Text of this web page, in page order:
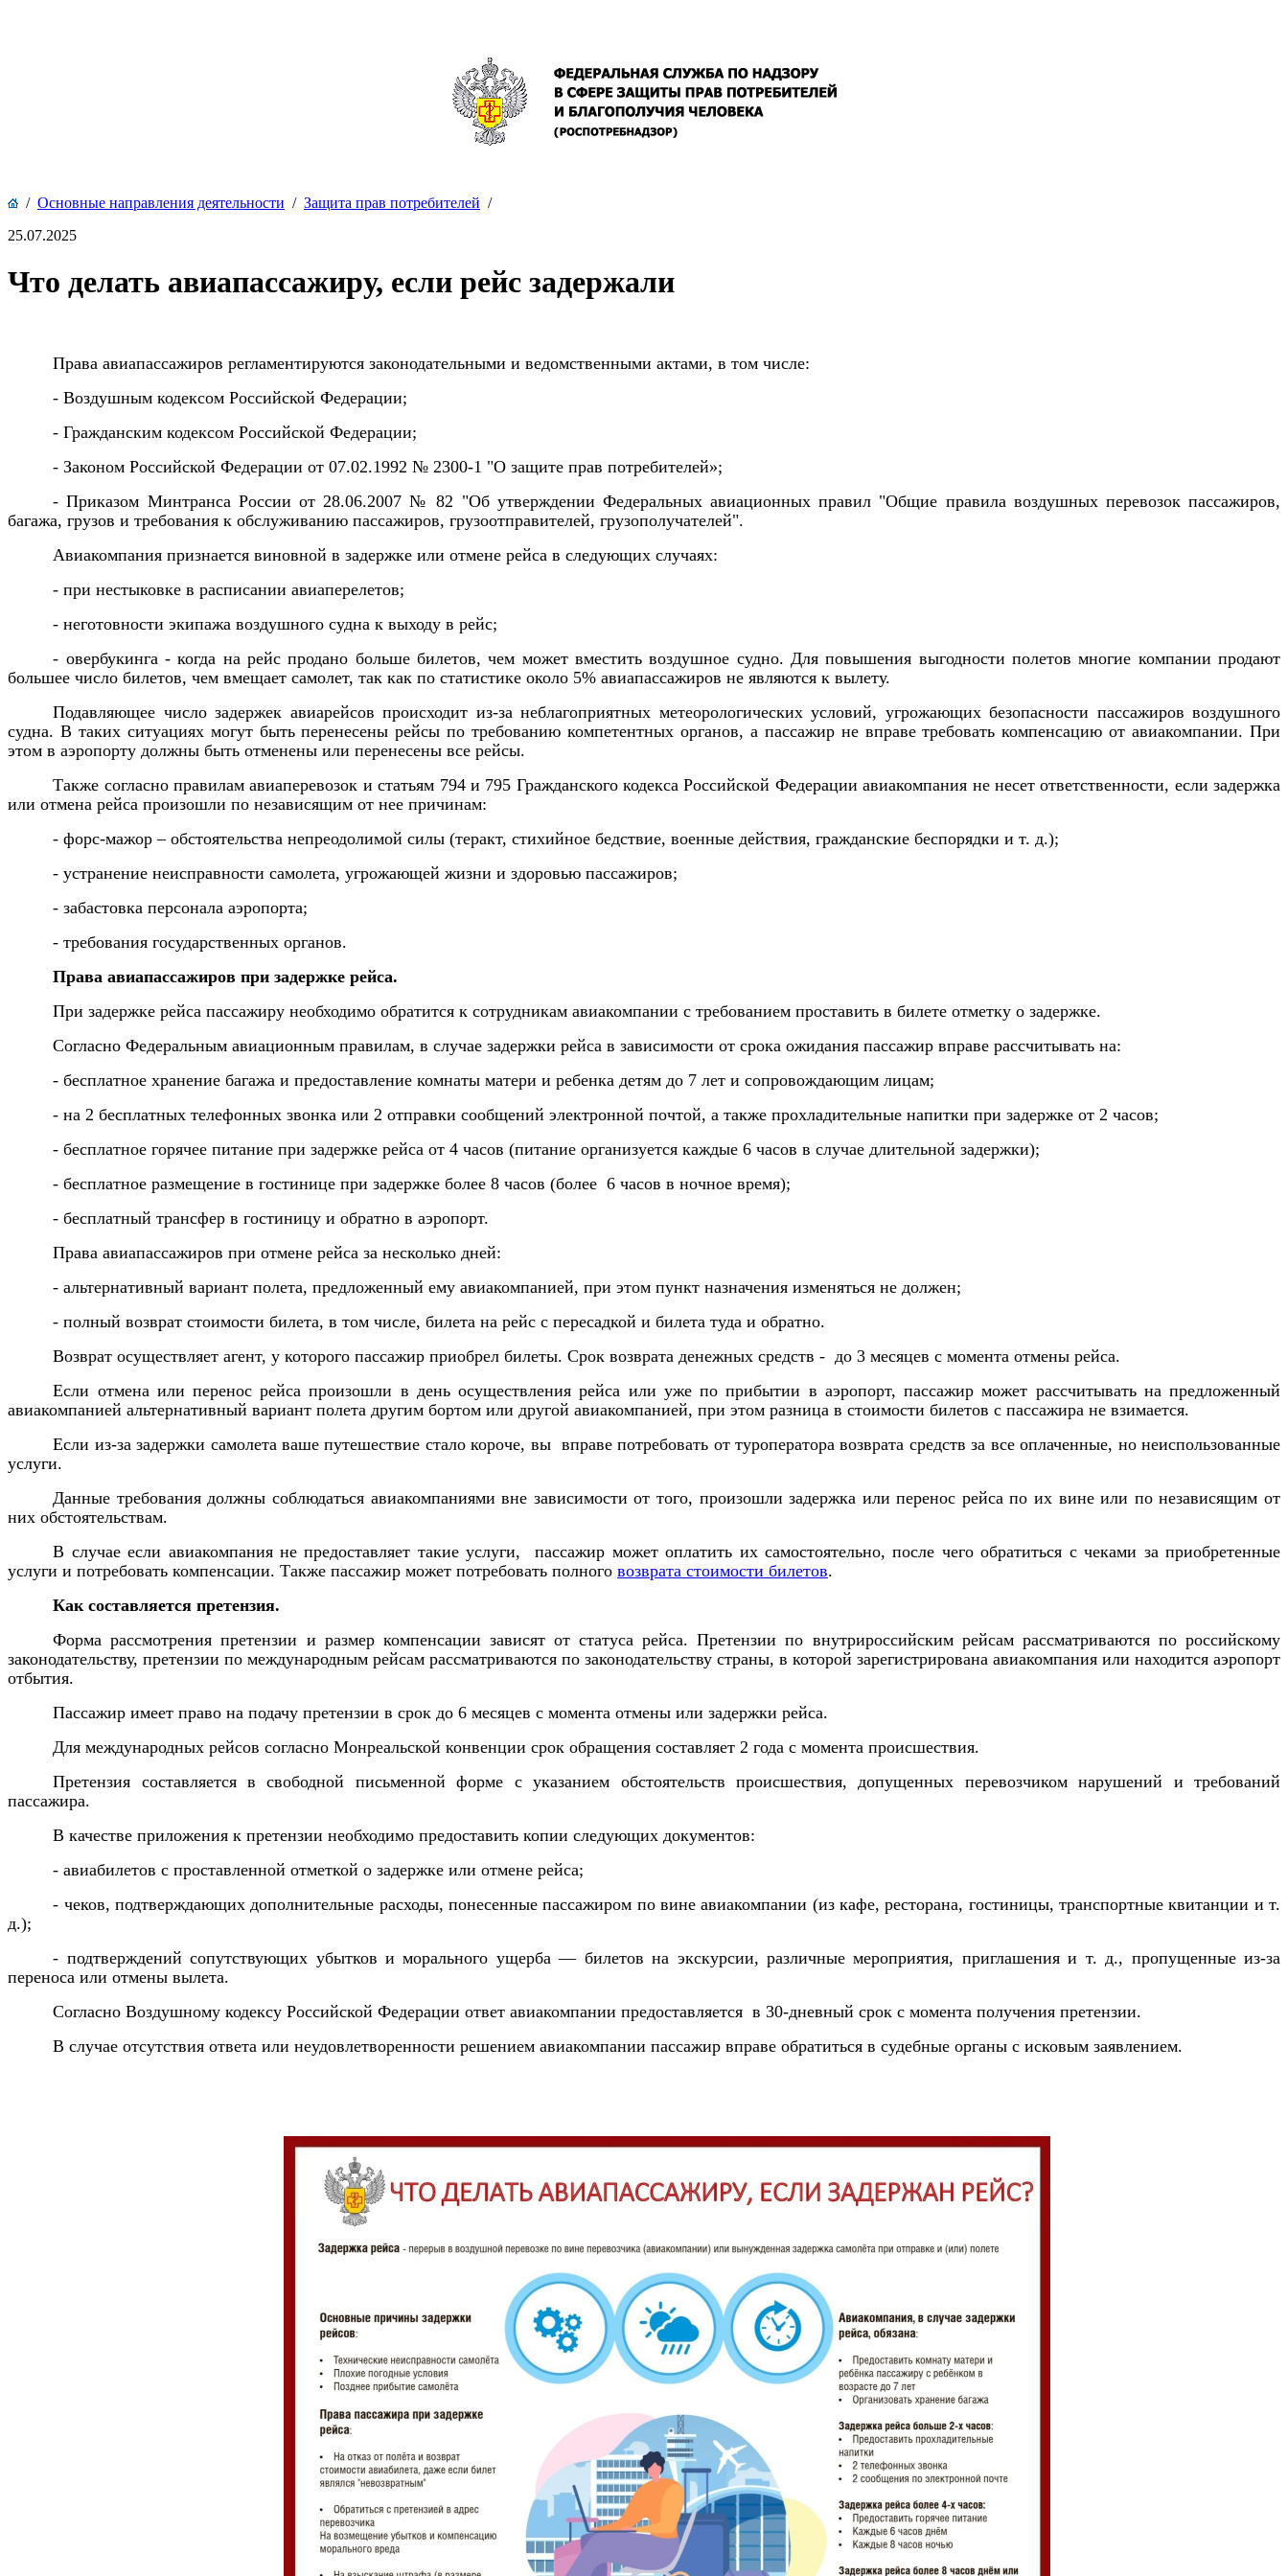
/ Основные направления деятельности / Защита прав потребителей /
25.07.2025
Что делать авиапассажиру, если рейс задержали
Права авиапассажиров регламентируются законодательными и ведомственными актами, в том числе:
- Воздушным кодексом Российской Федерации;
- Гражданским кодексом Российской Федерации;
- Законом Российской Федерации от 07.02.1992 № 2300-1 "О защите прав потребителей»;
- Приказом Минтранса России от 28.06.2007 № 82 "Об утверждении Федеральных авиационных правил "Общие правила воздушных перевозок пассажиров,
багажа, грузов и требования к обслуживанию пассажиров, грузоотправителей, грузополучателей".
Авиакомпания признается виновной в задержке или отмене рейса в следующих случаях:
- при нестыковке в расписании авиаперелетов;
- неготовности экипажа воздушного судна к выходу в рейс;
- овербукинга - когда на рейс продано больше билетов, чем может вместить воздушное судно. Для повышения выгодности полетов многие компании продают
большее число билетов, чем вмещает самолет, так как по статистике около 5% авиапассажиров не являются к вылету.
Подавляющее число задержек авиарейсов происходит из-за неблагоприятных метеорологических условий, угрожающих безопасности пассажиров воздушного
судна. В таких ситуациях могут быть перенесены рейсы по требованию компетентных органов, а пассажир не вправе требовать компенсацию от авиакомпании. При
этом в аэропорту должны быть отменены или перенесены все рейсы.
Также согласно правилам авиаперевозок и статьям 794 и 795 Гражданского кодекса Российской Федерации авиакомпания не несет ответственности, если задержка
или отмена рейса произошли по независящим от нее причинам:
- форс-мажор – обстоятельства непреодолимой силы (теракт, стихийное бедствие, военные действия, гражданские беспорядки и т. д.);
- устранение неисправности самолета, угрожающей жизни и здоровью пассажиров;
- забастовка персонала аэропорта;
- требования государственных органов.
Права авиапассажиров при задержке рейса.
При задержке рейса пассажиру необходимо обратится к сотрудникам авиакомпании с требованием проставить в билете отметку о задержке.
Согласно Федеральным авиационным правилам, в случае задержки рейса в зависимости от срока ожидания пассажир вправе рассчитывать на:
- бесплатное хранение багажа и предоставление комнаты матери и ребенка детям до 7 лет и сопровождающим лицам;
- на 2 бесплатных телефонных звонка или 2 отправки сообщений электронной почтой, а также прохладительные напитки при задержке от 2 часов;
- бесплатное горячее питание при задержке рейса от 4 часов (питание организуется каждые 6 часов в случае длительной задержки);
- бесплатное размещение в гостинице при задержке более 8 часов (более 6 часов в ночное время);
- бесплатный трансфер в гостиницу и обратно в аэропорт.
Права авиапассажиров при отмене рейса за несколько дней:
- альтернативный вариант полета, предложенный ему авиакомпанией, при этом пункт назначения изменяться не должен;
- полный возврат стоимости билета, в том числе, билета на рейс с пересадкой и билета туда и обратно.
Возврат осуществляет агент, у которого пассажир приобрел билеты. Срок возврата денежных средств - до 3 месяцев с момента отмены рейса.
Если отмена или перенос рейса произошли в день осуществления рейса или уже по прибытии в аэропорт, пассажир может рассчитывать на предложенный
авиакомпанией альтернативный вариант полета другим бортом или другой авиакомпанией, при этом разница в стоимости билетов с пассажира не взимается.
Если из-за задержки самолета ваше путешествие стало короче, вы вправе потребовать от туроператора возврата средств за все оплаченные, но неиспользованные
услуги.
Данные требования должны соблюдаться авиакомпаниями вне зависимости от того, произошли задержка или перенос рейса по их вине или по независящим от
них обстоятельствам.
В случае если авиакомпания не предоставляет такие услуги, пассажир может оплатить их самостоятельно, после чего обратиться с чеками за приобретенные
услуги и потребовать компенсации. Также пассажир может потребовать полного возврата стоимости билетов.
Как составляется претензия.
Форма рассмотрения претензии и размер компенсации зависят от статуса рейса. Претензии по внутрироссийским рейсам рассматриваются по российскому
законодательству, претензии по международным рейсам рассматриваются по законодательству страны, в которой зарегистрирована авиакомпания или находится аэропорт
отбытия.
Пассажир имеет право на подачу претензии в срок до 6 месяцев с момента отмены или задержки рейса.
Для международных рейсов согласно Монреальской конвенции срок обращения составляет 2 года с момента происшествия.
Претензия составляется в свободной письменной форме с указанием обстоятельств происшествия, допущенных перевозчиком нарушений и требований
пассажира.
В качестве приложения к претензии необходимо предоставить копии следующих документов:
- авиабилетов с проставленной отметкой о задержке или отмене рейса;
- чеков, подтверждающих дополнительные расходы, понесенные пассажиром по вине авиакомпании (из кафе, ресторана, гостиницы, транспортные квитанции и т.
д.);
- подтверждений сопутствующих убытков и морального ущерба — билетов на экскурсии, различные мероприятия, приглашения и т. д., пропущенные из-за
переноса или отмены вылета.
Согласно Воздушному кодексу Российской Федерации ответ авиакомпании предоставляется в 30-дневный срок с момента получения претензии.
В случае отсутствия ответа или неудовлетворенности решением авиакомпании пассажир вправе обратиться в судебные органы с исковым заявлением.